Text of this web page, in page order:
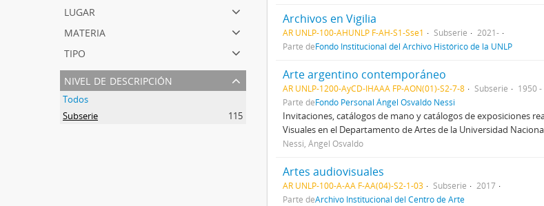
lugar
materia
tipo
nivel de descripción
Todos
Subserie
115
Archivos en Vigilia
AR UNLP-100-AHUNLP F-AH-S1-Sse1 Subserie
2021-
Parte deFondo Institucional del Archivo Histórico de la UNLP
Arte argentino contemporáneo
AR UNLP-1200-AyCD-IHAAA FP-AON(01)-S2-7-8 Subserie
1950
Parte deFondo Personal Ángel Osvaldo Nessi
Invitaciones, catálogos de mano y catálogos de exposiciones
Visuales en el Departamento de Artes de la Universidad
Nessi, Ángel Osvaldo
Artes audiovisuales
AR UNLP-100-A-AA F-AA(04)-S2-1-03 Subserie
2017
Parte deArchivo Institucional del Centro de Arte